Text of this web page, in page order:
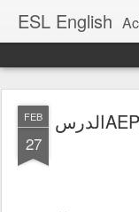
ESL English Action
FEB
27
الدرسAEPL17A وجبة الإفطارتناول ARABIC